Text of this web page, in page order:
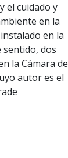
el cuidado y
en la
en la
sentido, dos
la Cámara de
autor es el